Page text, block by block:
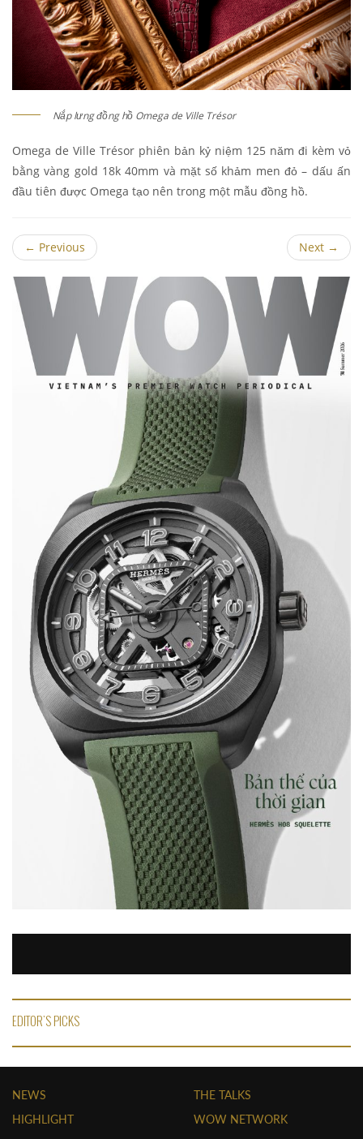
Nắp lưng đồng hồ Omega de Ville Trésor
Omega de Ville Trésor phiên bản kỷ niệm 125 năm đi kèm vỏ
bằng vàng gold 18k 40mm và mặt số khảm men đỏ – dấu ấn
đầu tiên được Omega tạo nên trong một mẫu đồng hồ.
← Previous Next →
EDITOR'S PICKS
NEWS
HIGHLIGHT
THE TALKS
WOW NETWORK